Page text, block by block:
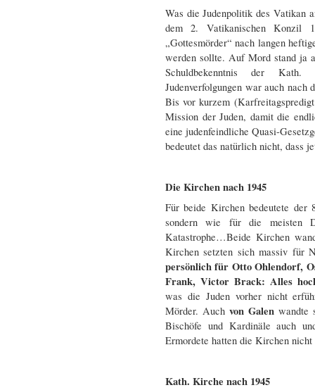
Was die Judenpolitik des Vatikan
dem 2. Vatikanischen Konzil
„Gottesmörder“ nach langen
werden sollte. Auf Mord stand ja
Schuldbekenntnis der
Judenverfolgungen war auch
Bis vor kurzem
Mission der Juden, damit die
eine judenfeindliche Quasi-
bedeutet das natürlich nicht, dass
Die Kirchen nach 1945
Für beide Kirchen bedeutete der
sondern wie für die meisten
Katastrophe…Beide Kirchen
Kirchen setzten sich massiv für
persönlich für Otto Ohlendorf,
Frank, Victor Brack: Alles
was die Juden vorher nicht
Mörder. Auch von Galen wandte
Bischöfe und Kardinäle auch
Ermordete hatten die Kirchen
Kath. Kirche nach 1945